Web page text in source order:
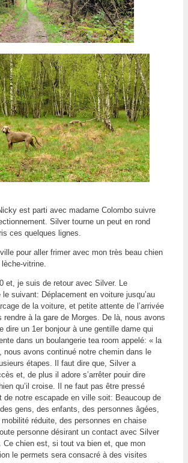
est parti avec madame Colombo suivre
Silver tourne un peut en rond
ces quelques lignes.
pour aller frimer avec mon très beau chien
vitrine.
et, je suis de retour avec Silver. Le
le suivant: Déplacement en voiture jusqu’au
de la voiture, et petite attente de l’arrivée
rendre à la gare de Morges. De là, nous avons
dire un 1er bonjour à une gentille dame qui
dans un boulangerie tea room appelé: « la
nous avons continué notre chemin dans le
étapes. Il faut dire que, Silver a
et, de plus il adore s’arrêter pouir dire
qu’il croise. Il ne faut pas être pressé
de notre escapade en ville soit: Beaucoup de
gens, des enfants, des personnes âgées,
réduite, des personnes en chaise
personne désirant un contact avec Silver
Ce chien est, si tout va bien et, que mon
le permets sera consacré à des visites